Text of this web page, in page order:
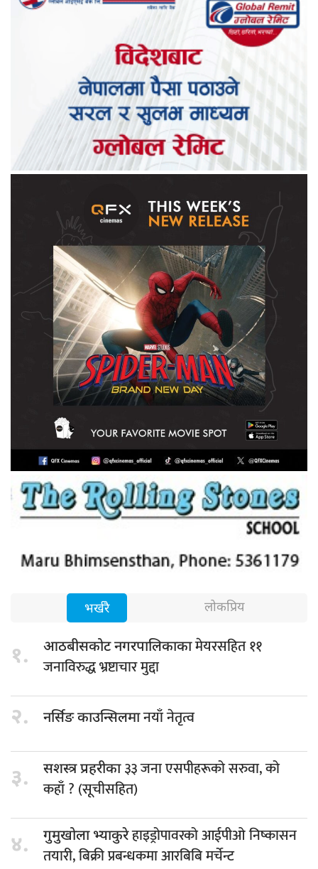
भर्खरै लोकप्रिय
१. आठबीसकोट नगरपालिकाकामेयरसहित ११
जनाविरुद्ध भ्रष्टाचार मुद्दा
२. नर्सिङ काउन्सिलमानयाँ नेतृत्व
३. सशस्त्र प्रहरीका३३ जना एसपीहरूको सरुवा, को
कहाँ ? (सूचीसहित)
४. गुमुखोला भ्याकुरेहाइड्रोपावरको आईपीओ निष्कासन
तयारी, बिक्री प्रबन्धकमा आरबिबि मर्चेन्ट